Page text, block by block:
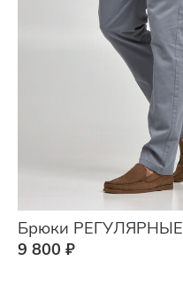
Брюки РЕГУЛЯРНЫЕ
9 800 ₽